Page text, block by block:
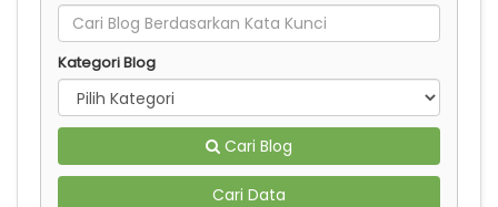
Kategori Blog
Cari Blog
Cari Data